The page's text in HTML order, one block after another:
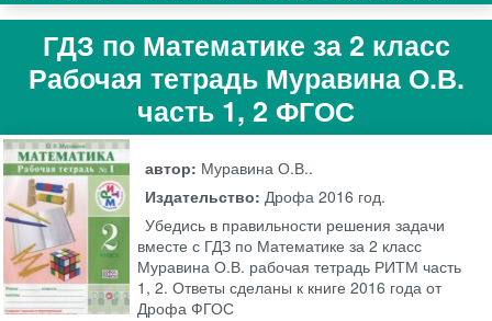
ГДЗ по Математике за 2 класс
Рабочая тетрадь Муравина О.В.
часть 1, 2 ФГОС
автор: Муравина О.В..
Издательство:Дрофа 2016 год.
Убедись в правильности решения задачи
вместе с ГДЗ по Математике за 2 класс
Муравина О.В. рабочая тетрадь РИТМ часть
1, 2. Ответы сделаны к книге 2016 года от
Дрофа ФГОС